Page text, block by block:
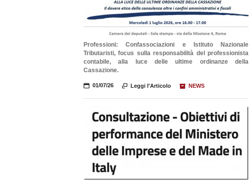
Professioni: Confassociazioni e Istituto Nazionale
Tributaristi, focus sulla responsabilità del professionista
contabile, alla luce delle ultime ordinanze della
Cassazione.
📅 01/07/26  Leggi l'Articolo 📦 NEWS